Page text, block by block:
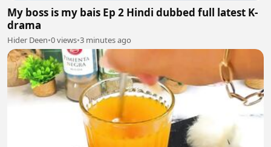
My boss is my bais Ep 2 Hindi dubbed full latest K-
drama
Hider Deen•0 views•3 minutes ago